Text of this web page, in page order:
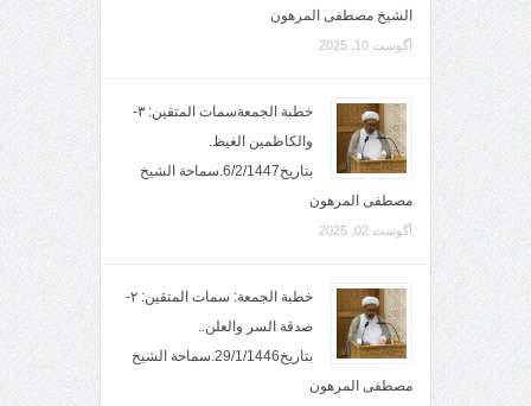
الشيخ مصطفى المرهون
آگوست 10, 2025
خطبة الجمعةسمات المتقين: ٣-
والكاظمين الغيظ.
بتاريخ6/2/1447.سماحة الشيخ
مصطفى المرهون
آگوست 02, 2025
خطبة الجمعة: سمات المتقين: ٢-
صدقة السر والعلن..
بتاريخ29/1/1446.سماحة الشيخ
مصطفى المرهون